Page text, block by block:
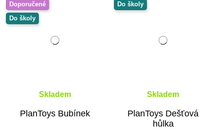
Doporučené
Do školy
Skladem
PlanToys Bubínek
Do školy
Skladem
PlanToys Dešťová
hůlka